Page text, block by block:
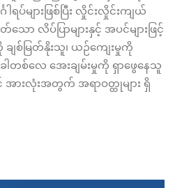
ပ်များဖြစ်ပြီး လှိုင်းလှိုင်းကျယ်
ော လိပ်ပြာများနှင့် အပင်များဖြင့်
စ်မြတ်နိုးသူ၊ ယဉ်ကျေးမှုကို
စ်လေ အေးချမ်းမှုကို ရှာဖွေနေသူ
အားလုံးအတွက် အရာဝတ္ထုများ ရှိ